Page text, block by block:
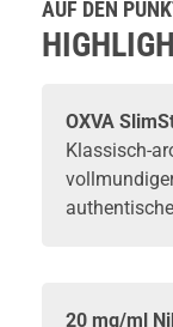
AUF DEN
OXVA
Klassisch-
20 mg/ml